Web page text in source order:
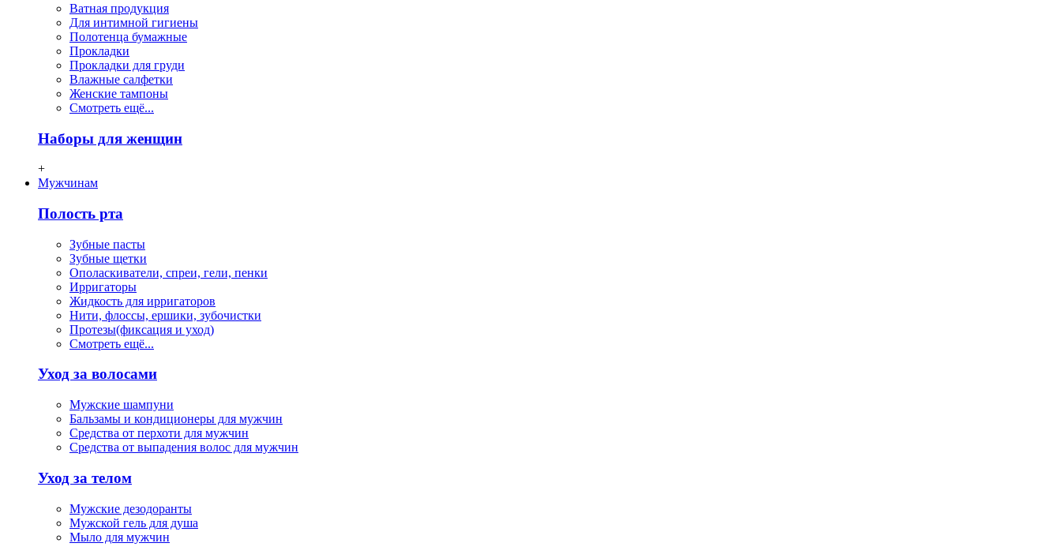
Ватная продукция
Для интимной гигиены
Полотенца бумажные
Прокладки
Прокладки для груди
Влажные салфетки
Женские тампоны
Смотреть ещё...
Наборы для женщин
+
Мужчинам
Полость рта
Зубные пасты
Зубные щетки
Ополаскиватели, спреи, гели, пенки
Ирригаторы
Жидкость для ирригаторов
Нити, флосcы, ершики, зубочистки
Протезы(фиксация и уход)
Смотреть ещё...
Уход за волосами
Мужские шампуни
Бальзамы и кондиционеры для мужчин
Средства от перхоти для мужчин
Средства от выпадения волос для мужчин
Уход за телом
Мужские дезодоранты
Мужской гель для душа
Мыло для мужчин